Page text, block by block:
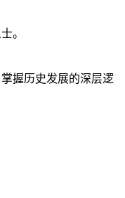
。
握历史发展的深层逻